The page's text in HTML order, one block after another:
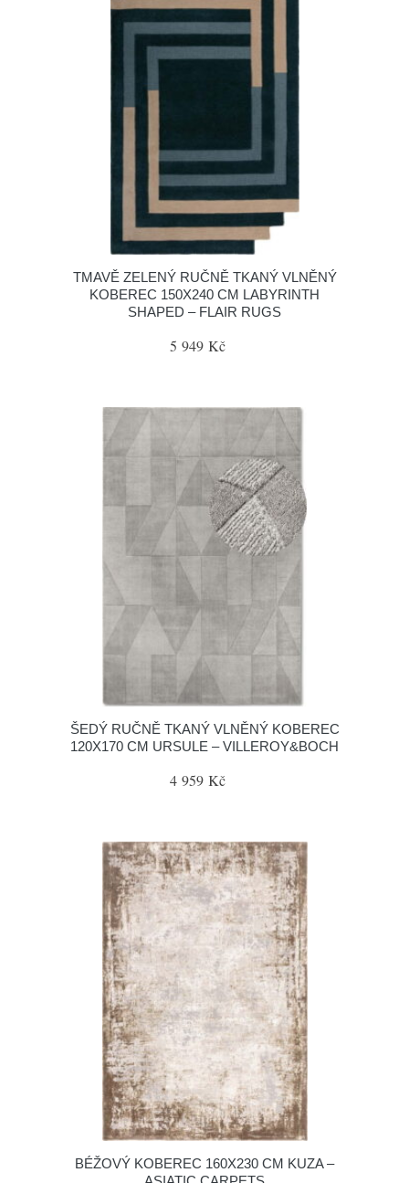
TMAVĚ ZELENÝ RUČNĚ TKANÝ VLNĚNÝ
KOBEREC 150X240 CM LABYRINTH
SHAPED – FLAIR RUGS
5 949 Kč
ŠEDÝ RUČNĚ TKANÝ VLNĚNÝ KOBEREC
120X170 CM URSULE – VILLEROY&BOCH
4 959 Kč
BÉŽOVÝ KOBEREC 160X230 CM KUZA –